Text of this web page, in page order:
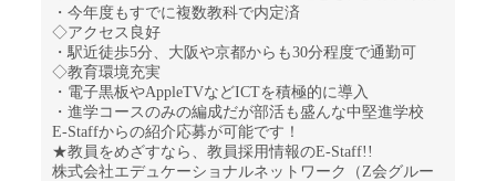
・今年度もすでに複数教科で内定済
◇アクセス良好
・駅近徒歩5分、大阪や京都からも30分程度で通勤可
◇教育環境充実
・電子黒板やAppleTVなどICTを積極的に導入
・進学コースのみの編成だが部活も盛んな中堅進学校
E-Staffからの紹介応募が可能です！
★教員をめざすなら、教員採用情報のE-Staff!!
株式会社エデュケーショナルネットワーク（Z会グルー